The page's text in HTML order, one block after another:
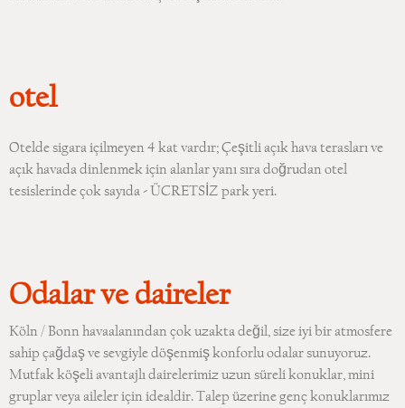
otel
Otelde sigara içilmeyen 4 kat vardır; Çeşitli açık hava terasları ve
açık havada dinlenmek için alanlar yanı sıra doğrudan otel
tesislerinde çok sayıda - ÜCRETSİZ park yeri.
Odalar ve daireler
Köln / Bonn havaalanından çok uzakta değil, size iyi bir atmosfere
sahip çağdaş ve sevgiyle döşenmiş konforlu odalar sunuyoruz.
Mutfak köşeli avantajlı dairelerimiz uzun süreli konuklar, mini
gruplar veya aileler için idealdir. Talep üzerine genç konuklarımız